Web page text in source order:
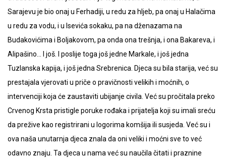
Sarajevu je bio onaj u Ferhadiji, u redu za hljeb, pa onaj u Halačima
u redu za vodu, i u Isevića sokaku, pa na dženazama na
Budakovićima i Boljakovom, pa onda ona trešnja, i ona Bakareva, i
Alipašino… I još. I poslije toga još jedne Markale, i još jedna
Tuzlanska kapija, i još jedna Srebrenica. Djeca su bila starija, već su
prestajala vjerovati u priče o pravičnosti velikih i moćnih, o
intervenciji koja će zaustaviti ubijanje civila. Već su pročitala preko
Crvenog Krsta pristigle poruke rođaka i prijatelja koji su imali sreću
da prežive kao registrirani u logorima komšija ili susjeda. Već su i
ova naša unutarnja djeca znala da oni veliki i moćni sve to već
odavno znaju. Ta djeca u nama već su naučila čitati i praznine